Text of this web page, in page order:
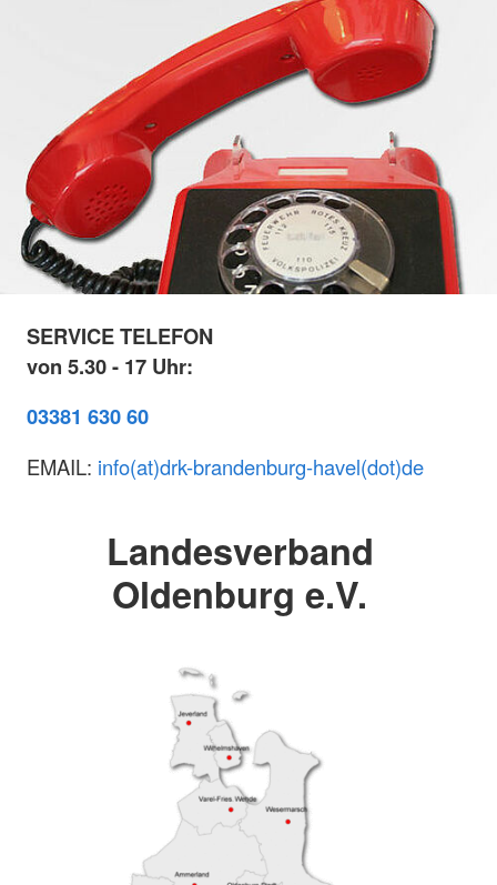
SERVICE TELEFON
von 5.30 - 17 Uhr:
03381 630 60
EMAIL: info(at)drk-brandenburg-havel(dot)de
Landesverband
Oldenburg e.V.